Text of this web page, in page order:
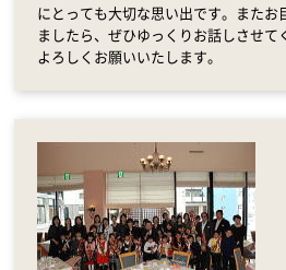
にとっても大切な思い出です。またお
ましたら、ぜひゆっくりお話しさせて
よろしくお願いいたします。